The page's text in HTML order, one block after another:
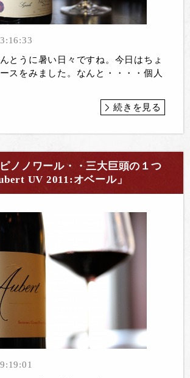
とうに暑い日々ですね。今日はちょ
スをみました。なんと・・・・個人
続きを見る
ノノワール・・三大巨頭の１つ
UV 2011:オベール」